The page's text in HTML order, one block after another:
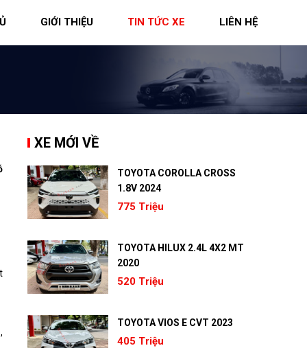
GIỚI THIỆU TIN TỨC XE LIÊN HỆ
XE MỚI VỀ
TOYOTA COROLLA CROSS
1.8V 2024
775 Triệu
TOYOTA HILUX 2.4L 4X2 MT
2020
520 Triệu
TOYOTA VIOS E CVT 2023
405 Triệu